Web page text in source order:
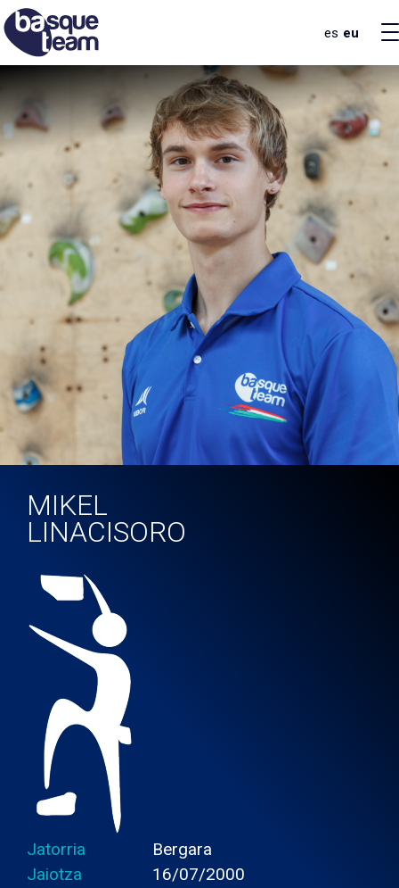
es eu
MIKEL
LINACISORO
Jatorria
Bergara
Jaiotza
16/07/2000